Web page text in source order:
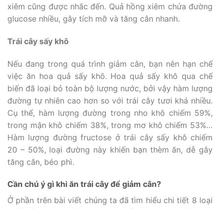
xiêm cũng được nhắc đến. Quả hồng xiêm chứa đường
glucose nhiều, gây tích mỡ và tăng cân nhanh.
Trái cây sấy khô
Nếu đang trong quá trình giảm cân, bạn nên hạn chế
việc ăn hoa quả sấy khô. Hoa quả sấy khô qua chế
biến đã loại bỏ toàn bộ lượng nước, bởi vậy hàm lượng
đường tự nhiên cao hơn so với trái cây tươi khá nhiều.
Cụ thể, hàm lượng đường trong nho khô chiếm 59%,
trong mận khô chiếm 38%, trong mơ khô chiếm 53%…
Hàm lượng đường fructose ở trái cây sấy khô chiếm
20 – 50%, loại đường này khiến bạn thèm ăn, dễ gây
tăng cân, béo phì.
Cần chú ý gì khi ăn trái cây để giảm cân?
Ở phần trên bài viết chúng ta đã tìm hiểu chi tiết 8 loại